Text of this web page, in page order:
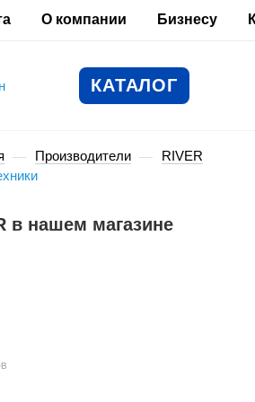
О компании Бизнесу
КАТАЛОГ
— Производители — RIVER
в нашем магазине